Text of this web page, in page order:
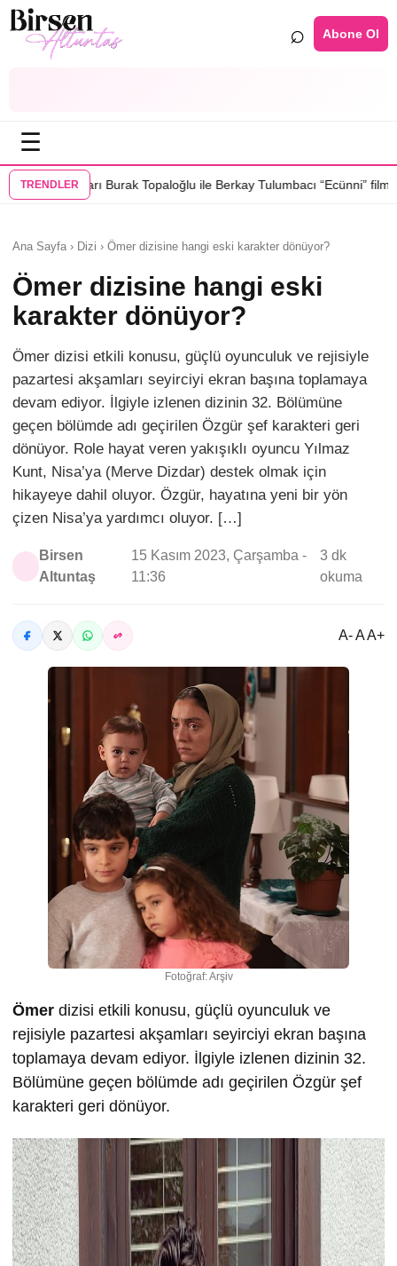
⌕ Abone Ol
☰
TRENDLER
Topaloğlu ile Berkay Tulumbacı “Ecünni” filminde buluştu•Öznur
Ana Sayfa › Dizi › Ömer dizisine hangi eski karakter dönüyor?
Ömer dizisine hangi eski
karakter dönüyor?
Ömer dizisi etkili konusu, güçlü oyunculuk ve rejisiyle
pazartesi akşamları seyirciyi ekran başına toplamaya
devam ediyor. İlgiyle izlenen dizinin 32. Bölümüne
geçen bölümde adı geçirilen Özgür şef karakteri geri
dönüyor. Role hayat veren yakışıklı oyuncu Yılmaz
Kunt, Nisa’ya (Merve Dizdar) destek olmak için
hikayeye dahil oluyor. Özgür, hayatına yeni bir yön
çizen Nisa’ya yardımcı oluyor. […]
Birsen
Altuntaş
15 Kasım 2023, Çarşamba -
11:36
3 dk
okuma
A- A A+
Fotoğraf: Arşiv
Ömer dizisi etkili konusu, güçlü oyunculuk ve
rejisiyle pazartesi akşamları seyirciyi ekran başına
toplamaya devam ediyor. İlgiyle izlenen dizinin 32.
Bölümüne geçen bölümde adı geçirilen Özgür şef
karakteri geri dönüyor.